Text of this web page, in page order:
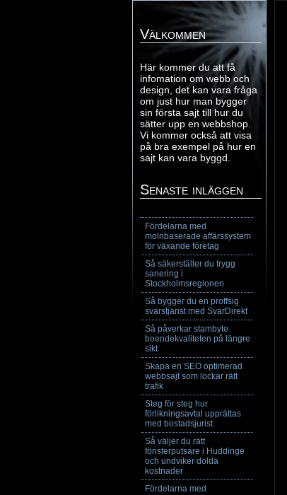
Välkommen
Här kommer du att få
infomation om webb och
design, det kan vara fråga
om just hur man bygger
sin första sajt till hur du
sätter upp en webbshop.
Vi kommer också att visa
på bra exempel på hur en
sajt kan vara byggd.
Senaste inläggen
Fördelarna med
molnbaserade affärssystem
för växande företag
Så säkerställer du trygg
sanering i
Stockholmsregionen
Så bygger du en proffsig
svarstjänst med SvarDirekt
Så påverkar stambyte
boendekvaliteten på längre
sikt
Skapa en SEO optimerad
webbsajt som lockar rätt
trafik
Steg för steg hur
förlikningsavtal upprättas
med bostadsjurist
Så väljer du rätt
fönsterputsare i Huddinge
och undviker dolda
kostnader
Fördelarna med